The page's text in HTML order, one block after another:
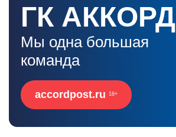
ГК АККОРД
Мы одна большая
команда
accordpost.ru 18+